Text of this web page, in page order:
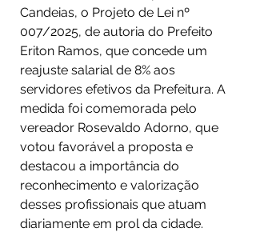
Candeias, o Projeto de Lei nº
007/2025, de autoria do Prefeito
Eriton Ramos, que concede um
reajuste salarial de 8% aos
servidores efetivos da Prefeitura. A
medida foi comemorada pelo
vereador Rosevaldo Adorno, que
votou favorável a proposta e
destacou a importância do
reconhecimento e valorização
desses profissionais que atuam
diariamente em prol da cidade.